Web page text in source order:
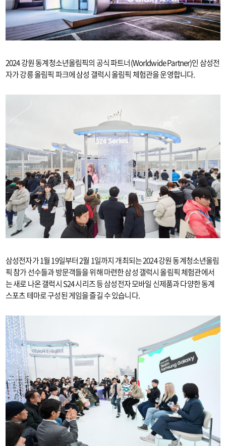
2024 강원 동계청소년올림픽의 공식 파트너(Worldwide Partner)인 삼성전
자가 강릉 올림픽 파크에 삼성 갤럭시 올림픽 체험관을 운영합니다.
삼성전자가 1월 19일부터 2월 1일까지 개최되는 2024 강원 동계청소년올림
픽 참가 선수들과 방문객들을 위해 마련한 삼성 갤럭시 올림픽 체험관에서
는 새로 나온 갤럭시 S24 시리즈 등 삼성전자 모바일 신제품과 다양한 동계
스포츠 테마로 구성된 게임을 즐길 수 있습니다.